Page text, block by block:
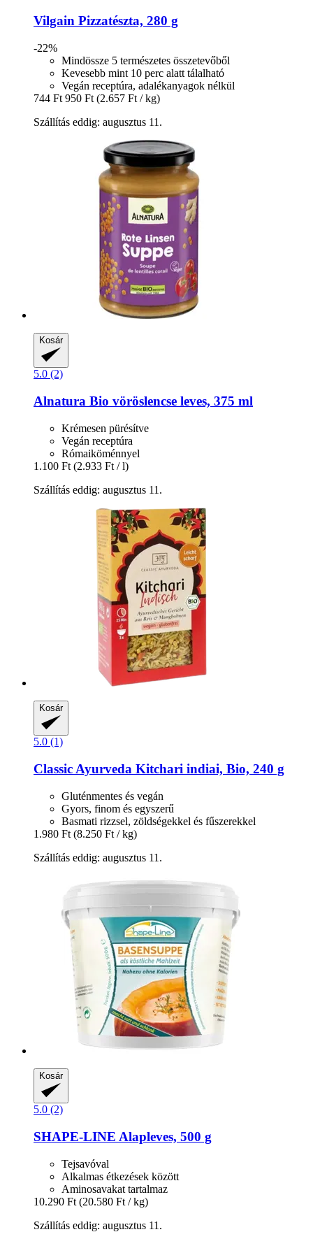
Vilgain Pizzatészta, 280 g
-22%
Mindössze 5 természetes összetevőből
Kevesebb mint 10 perc alatt tálalható
Vegán receptúra, adalékanyagok nélkül
744 Ft 950 Ft (2.657 Ft / kg)
Szállítás eddig: augusztus 11.
Kosár
5.0 (2)
Alnatura Bio vöröslencse leves, 375 ml
Krémesen pürésítve
Vegán receptúra
Rómaiköménnyel
1.100 Ft (2.933 Ft / l)
Szállítás eddig: augusztus 11.
Kosár
5.0 (1)
Classic Ayurveda Kitchari indiai, Bio, 240 g
Gluténmentes és vegán
Gyors, finom és egyszerű
Basmati rizzsel, zöldségekkel és fűszerekkel
1.980 Ft (8.250 Ft / kg)
Szállítás eddig: augusztus 11.
Kosár
5.0 (2)
SHAPE-LINE Alapleves, 500 g
Tejsavóval
Alkalmas étkezések között
Aminosavakat tartalmaz
10.290 Ft (20.580 Ft / kg)
Szállítás eddig: augusztus 11.